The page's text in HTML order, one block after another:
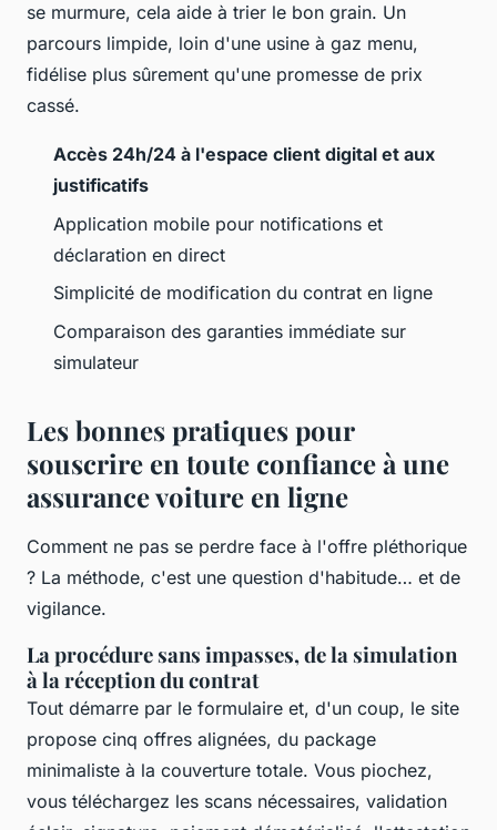
se murmure, cela aide à trier le bon grain. Un
parcours limpide, loin d'une usine à gaz menu,
fidélise plus sûrement qu'une promesse de prix
cassé.
Accès 24h/24 à l'espace client digital et aux
justificatifs
Application mobile pour notifications et
déclaration en direct
Simplicité de modification du contrat en ligne
Comparaison des garanties immédiate sur
simulateur
Les bonnes pratiques pour
souscrire en toute confiance à une
assurance voiture en ligne
Comment ne pas se perdre face à l'offre pléthorique
? La méthode, c'est une question d'habitude… et de
vigilance.
La procédure sans impasses, de la simulation
à la réception du contrat
Tout démarre par le formulaire et, d'un coup, le site
propose cinq offres alignées, du package
minimaliste à la couverture totale. Vous piochez,
vous téléchargez les scans nécessaires, validation